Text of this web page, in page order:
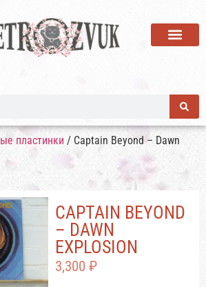
пластинки / Captain Beyond – Dawn
CAPTAIN BEYOND
– DAWN
EXPLOSION
3,300 ₽